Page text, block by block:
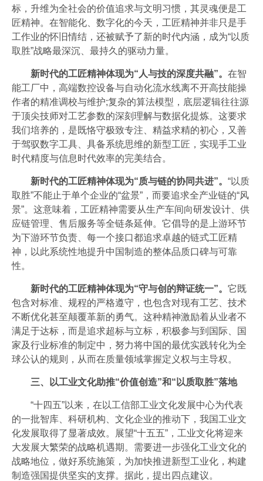
标，升维为全社会的价值追求与文明习惯，其灵魂便是工
匠精神。在智能化、数字化的今天，工匠精神并非只是手
工作业的怀旧情结，还被赋予了新的时代内涵，成为“以质
取胜”战略最深沉、最持久的驱动力量。
新时代的工匠精神体现为“人与技的深度共融”。 在智
能工厂中，高端数控设备与自动化流水线离不开高技能操
作者的精准调校与维护;复杂的算法模型，底层逻辑往往源
于顶尖技师对工艺参数的深刻理解与数据化提炼。这要求
我们培养的，是既恪守极致专注、精益求精的初心，又善
于驾驭数字工具、具备系统思维的新型工匠，实现手工业
时代精度与信息时代效率的完美结合。
新时代的工匠精神体现为“质与链的协同共进”。 “以质
取胜”不能止于单个企业的“盆景”，而要追求全产业链的“风
景”。这意味着，工匠精神需要从生产车间向研发设计、供
应链管理、售后服务等全链条延伸。它倡导的是上游环节
为下游环节负责、每一个接口都追求卓越的链式工匠精
神，以此系统性地提升中国制造的整体品质口碑与可靠
性。
新时代的工匠精神体现为“守与创的辩证统一”。 它既
包含对标准、规程的严格遵守，也包含对现有工艺、技术
不断优化甚至颠覆革新的勇气。这种精神激励着从业者不
满足于达标，而是追求超标与立标，积极参与到国际、国
家及行业标准的制定中，努力将中国的最优实践转化为全
球公认的规则，从而在质量领域掌握定义权与主导权。
三、以工业文化助推“价值创造”和“以质取胜”落地
“十四五”以来，在以工信部工业文化发展中心为代表
的一批智库、科研机构、文化企业的推动下，我国工业文
化发展取得了显著成效。展望“十五五”，工业文化将迎来
大发展大繁荣的战略机遇期。需要进一步强化工业文化的
战略地位，做好系统施策，为加快推进新型工业化，构建
制造强国提供坚实的支撑。据此，提出四点建议。